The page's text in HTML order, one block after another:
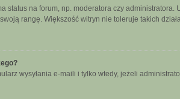
na forum, np. moderatora czy
rangę. Większość witryn nie toleruje takich
wysyłania e-maili i tylko wtedy, jeżeli